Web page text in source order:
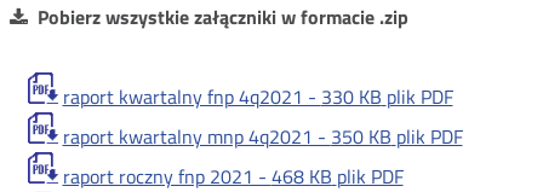
Pobierz wszystkie załączniki w formacie .zip
raport kwartalny fnp 4q2021 - 330 KB plik PDF
raport kwartalny mnp 4q2021 - 350 KB plik PDF
raport roczny fnp 2021 - 468 KB plik PDF